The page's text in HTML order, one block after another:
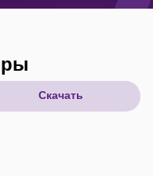
Новое поколение
Скачать